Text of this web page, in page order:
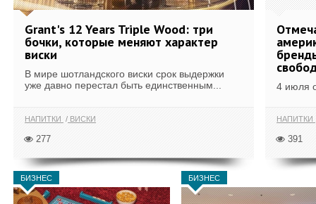
Grant's 12 Years Triple Wood: три
бочки, которые меняют характер
виски
В мире шотландского виски срок выдержки
уже давно перестал быть единственным...
НАПИТКИ ВИСКИ
277
4 июля
НАПИТКИ
391
БИЗНЕС БИЗНЕС